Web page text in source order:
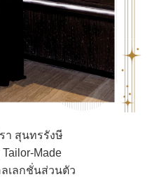
สุนทรรังษี
Made
เลกชั่นส่วนตัว